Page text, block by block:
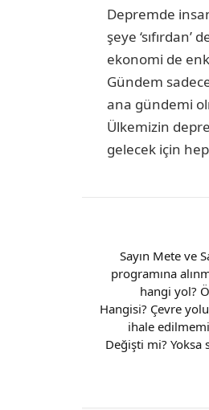
Depremde
şeye ‘sıfırdan’
ekonomi de
Gündem
ana gündemi
Ülkemizin
gelecek için
Sayın Mete ve
programına
hangi yol?
Hangisi? Çevre
ihale
Değişti mi? Yoksa